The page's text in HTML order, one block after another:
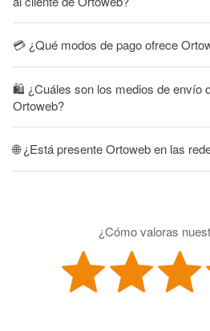
💳 ¿Qué modos de pago ofrece
🛍 ¿Cuáles son los medios de envío
Ortoweb?
🌐 ¿Está presente Ortoweb en las
¿Cómo valoras